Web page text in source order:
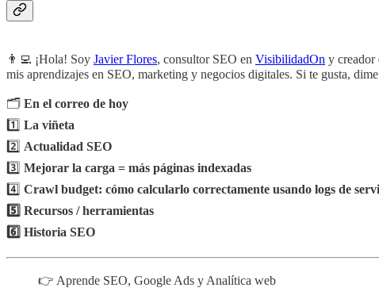
👨‍💻 ¡Hola! Soy Javier Flores, consultor SEO en VisibilidadOn y creador
mis aprendizajes en SEO, marketing y negocios digitales. Si te gusta,
🗂️ En el correo de hoy
1️⃣ La viñeta
2️⃣ Actualidad SEO
3️⃣ Mejorar la carga = más páginas indexadas
4️⃣ Crawl budget: cómo calcularlo correctamente usando logs de
5️⃣ Recursos / herramientas
6️⃣ Historia SEO
👉 Aprende SEO, Google Ads y Analítica web